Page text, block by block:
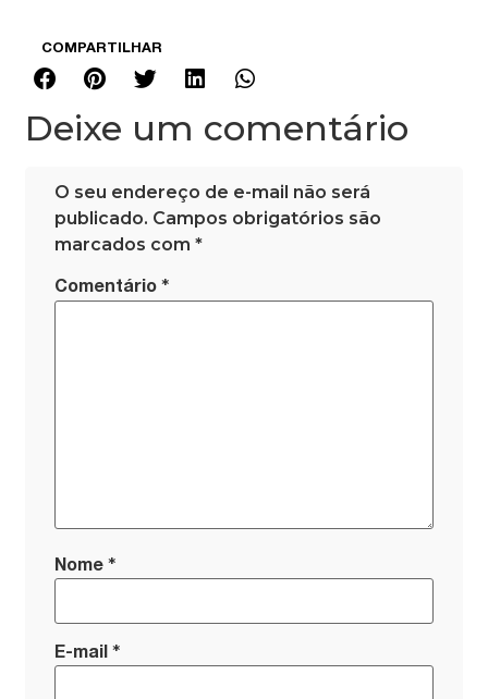
COMPARTILHAR
Deixe um comentário
O seu endereço de e-mail não será
publicado. Campos obrigatórios são
marcados com*
Comentário*
Nome*
E-mail*